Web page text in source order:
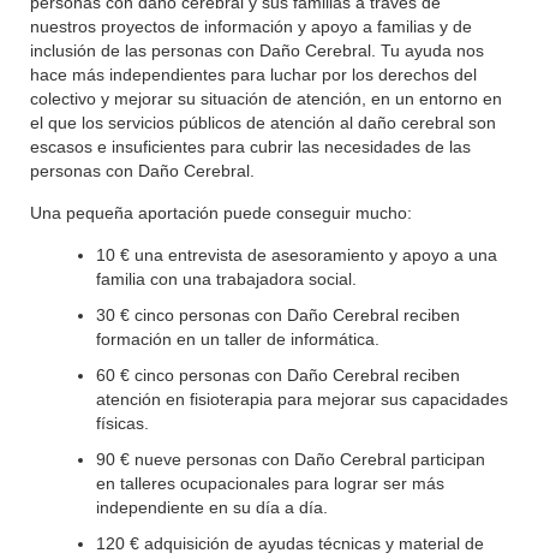
nuestros proyectos de información y apoyo a familias y de
inclusión de las personas con Daño Cerebral. Tu ayuda nos
hace más independientes para luchar por los derechos del
colectivo y mejorar su situación de atención, en un entorno en
el que los servicios públicos de atención al daño cerebral son
escasos e insuficientes para cubrir las necesidades de las
personas con Daño Cerebral.
Una pequeña aportación puede conseguir mucho:
10 € una entrevista de asesoramiento y apoyo a una
familia con una trabajadora social.
30 € cinco personas con Daño Cerebral reciben
formación en un taller de informática.
60 € cinco personas con Daño Cerebral reciben
atención en fisioterapia para mejorar sus capacidades
físicas.
90 € nueve personas con Daño Cerebral participan
en talleres ocupacionales para lograr ser más
independiente en su día a día.
120 € adquisición de ayudas técnicas y material de